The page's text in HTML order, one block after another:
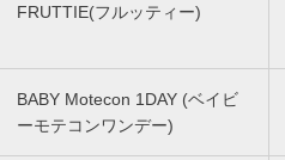
FRUTTIE(フルッティー)
BABY Motecon 1DAY (ベイビ
ーモテコンワンデー)